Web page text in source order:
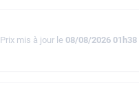
Prix mis à jour le 08/08/2026 01h38